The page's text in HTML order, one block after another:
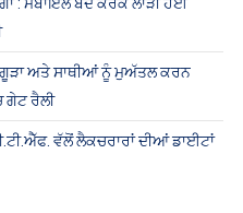
ਅਤੇ ਸਾਥੀਆਂ ਨੂੰ ਮੁਅੱਤਲ ਕਰਨ
ਰੈਲੀ
ਵੱਲੋਂ ਲੈਕਚਰਾਰਾਂ ਦੀਆਂ ਡਾਈਟਾਂ